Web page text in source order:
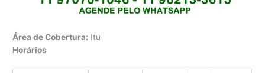
Área de Cobertura: Itu
Horários